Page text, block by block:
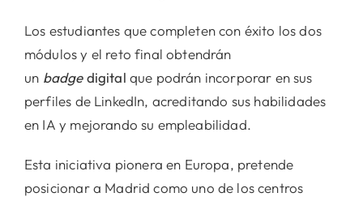
Los estudiantes que completen con éxito los dos
módulos y el reto final obtendrán
un badgedigital que podrán incorporar en sus
perfiles de LinkedIn, acreditando sus habilidades
en IA y mejorando su empleabilidad.
Esta iniciativa pionera en Europa, pretende
posicionar a Madrid como uno de los centros